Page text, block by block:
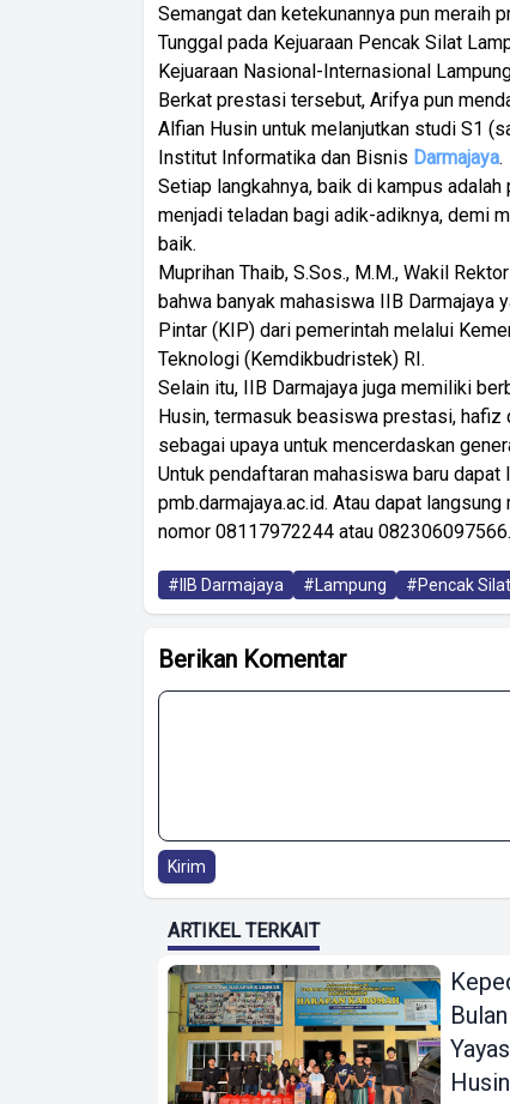
Semangat dan ketekunannya pun meraih
Tunggal pada Kejuaraan Pencak Silat
Kejuaraan Nasional-Internasional
Berkat prestasi tersebut, Arifya pun
Alfian Husin untuk melanjutkan studi S1
Institut Informatika dan Bisnis Darmajaya.
Setiap langkahnya, baik di kampus
menjadi teladan bagi adik-adiknya, demi
baik.
Muprihan Thaib, S.Sos., M.M., Wakil
bahwa banyak mahasiswa IIB Darmajaya
Pintar (KIP) dari pemerintah melalui
Teknologi (Kemdikbudristek) RI.
Selain itu, IIB Darmajaya juga memiliki
Husin, termasuk beasiswa prestasi, hafiz
sebagai upaya untuk mencerdaskan
Untuk pendaftaran mahasiswa baru dapat
pmb.darmajaya.ac.id. Atau dapat
nomor 08117972244 atau
#IIB Darmajaya #Lampung #Pencak Silat
Berikan Komentar
Kirim
ARTIKEL TERKAIT